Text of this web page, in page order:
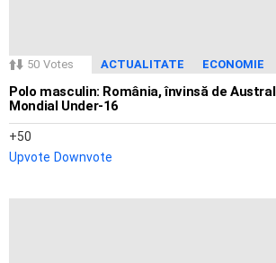
50 Votes ACTUALITATE ECONOMIE
Polo masculin: România, învinsă de
Mondial Under-16
50
Upvote Downvote